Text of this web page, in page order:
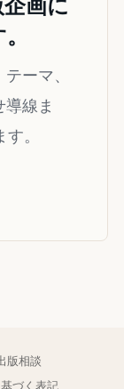
画に
ーマ、
線ま
。
版相談
づく表記